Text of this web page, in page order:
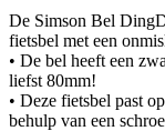
De Simson Bel
fietsbel met een
• De bel heeft een
liefst 80mm!
• Deze fietsbel past
behulp van een